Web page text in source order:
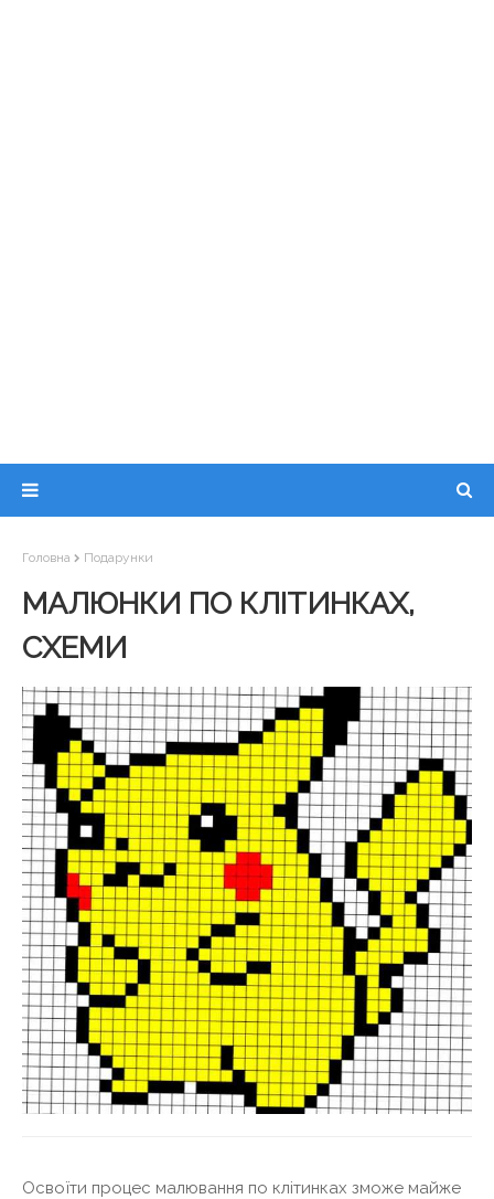
Головна Подарунки
МАЛЮНКИ ПО КЛІТИНКАХ,
СХЕМИ
Освоїти процес малювання по клітинках зможе майже